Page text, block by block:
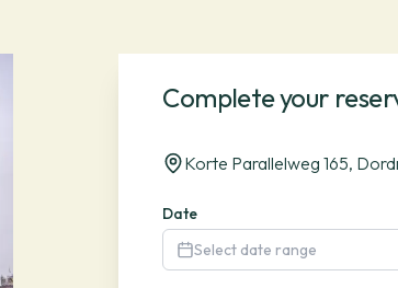
Complete your
Korte Parallelweg 165,
Date
Select date range